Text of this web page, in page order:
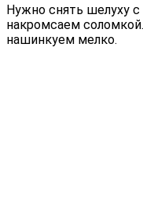
Нужно снять шелуху
накромсаем
нашинкуем мелко.